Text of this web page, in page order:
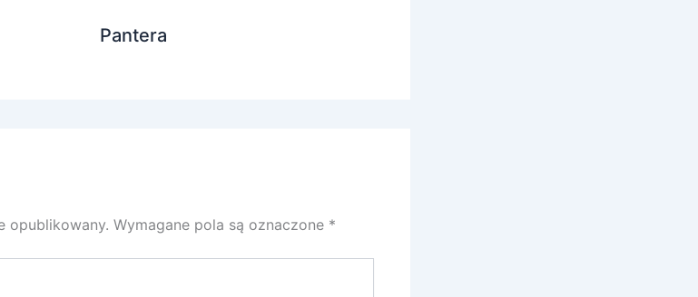
Pantera
opublikowany. Wymagane pola są oznaczone *